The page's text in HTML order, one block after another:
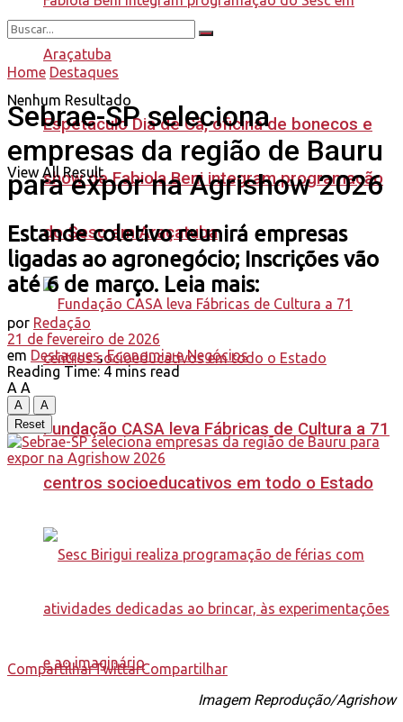
Espetáculo Dia de Cã, oficina de bonecos e
show de Fabiola Beni integram programação
do Sesc em Araçatuba
Fundação CASA leva Fábricas de Cultura a 71
centros socioeducativos em todo o Estado
Nenhum Resultado
View All Result
Home Destaques
Sebrae-SP seleciona
empresas da região de Bauru
para expor na Agrishow 2026
Estande coletivo reunirá empresas
ligadas ao agronegócio; Inscrições vão
até 6 de março. Leia mais:
por Redação
21 de fevereiro de 2026
em Destaques,Economia e Negócios
Reading Time: 4 mins read
A A
A
A
Reset
CompartilharTwittarCompartilhar
Imagem Reprodução/Agrishow